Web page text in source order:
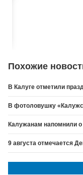
Похожие
В Калуге отметили
В фотоловушку
Калужанам напомнили о
9 августа отмечается